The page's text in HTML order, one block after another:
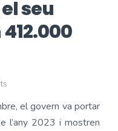
seu
el govern va portar
l’any 2023 i mostren